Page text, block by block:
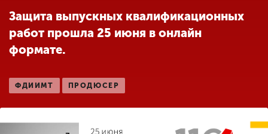
Наука
Международная
деятельности
Защита выпускных квалификационных
работ прошла 25 июня в онлайн
формате.
ФДИИМТ ПРОДЮСЕР